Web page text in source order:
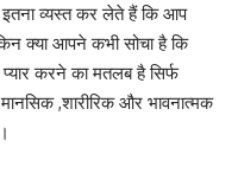
इतना व्यस्त कर लेते हैं कि आप
क्या आपने कभी सोचा है कि
करने का मतलब है सिर्फ
,शारीरिक और भावनात्मक